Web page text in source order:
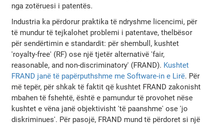
nga zotëruesi i patentës.
Industria ka përdorur praktika të ndryshme licencimi, për
të mundur të tejkalohet problemi i patentave, thelbësor
për sendërtimin e standardit: për shembull, kushtet
'royalty-free' (RF) ose një tjetër alternativë 'fair,
reasonable, and non-discriminatory' (FRAND). Kushtet
FRAND janë të papërputhshme me Software-in e Lirë. Për
më tepër, për shkak të faktit që kushtet FRAND zakonisht
mbahen të fshehtë, është e pamundur të provohet nëse
kushtet e vëna janë objektivisht 'të paanshme' ose 'jo
diskriminues'. Për pasojë, FRAND mund të përdoret si një